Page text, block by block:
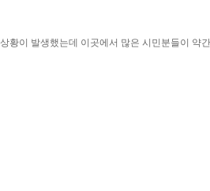
황이 발생했는데 이곳에서 많은 시민분들이 약